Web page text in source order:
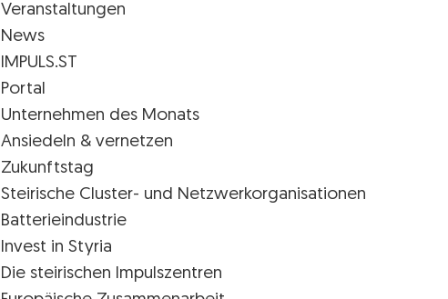
Veranstaltungen
News
IMPULS.ST
Portal
Unternehmen des Monats
Ansiedeln & vernetzen
Zukunftstag
Steirische Cluster- und Netzwerkorganisationen
Batterieindustrie
Invest in Styria
Die steirischen Impulszentren